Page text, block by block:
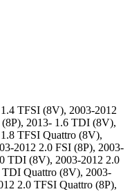
TFSI (8V), 2003-2012
, 2013- 1.6 TDI (8V),
TFSI Quattro (8V),
2012 2.0 FSI (8P), 2003-
TDI (8V), 2003-2012 2.0
TDI Quattro (8V), 2003-
2.0 TFSI Quattro (8P),